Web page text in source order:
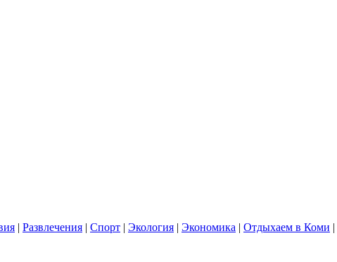
| Развлечения | Спорт | Экология | Экономика | Отдыхаем в Коми |